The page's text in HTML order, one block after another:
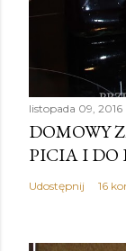
listopada 09, 2016
DOMOWY
PICIA I DO
Udostępnij 16